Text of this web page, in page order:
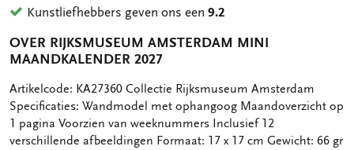
Kunstliefhebbers geven ons een9.2
OVER RIJKSMUSEUM AMSTERDAM MINI
MAANDKALENDER 2027
OMSCHRIJVING
Artikelcode: KA27360 Collectie Rijksmuseum Amsterdam
Specificaties: Wandmodel met ophangoog Maandoverzicht op
1 pagina Voorzien van weeknummers Inclusief 12
verschillende afbeeldingen Formaat: 17 x 17 cm Gewicht: 66 gr